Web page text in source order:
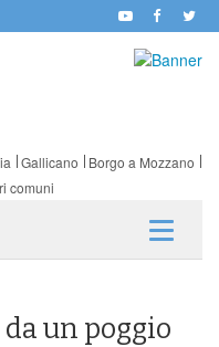
Gallicano
Borgo a Mozzano
comuni
un poggio